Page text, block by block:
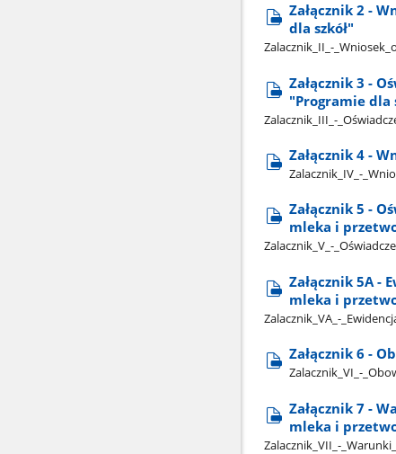
Załącznik 2 -
dla szkół"
Zalacznik​_II​_-​
Załącznik 3 -
"Programie dla
Zalacznik​_III​_-​
Załącznik 4 -
Zalacznik​_IV​_-​
Załącznik 5 -
mleka i
Zalacznik​_V​_-​
Załącznik 5A -
mleka i
Zalacznik​_VA​_-​
Załącznik 6 -
Zalacznik​_VI​_-​
Załącznik 7 -
mleka i
Zalacznik​_VII​_-​